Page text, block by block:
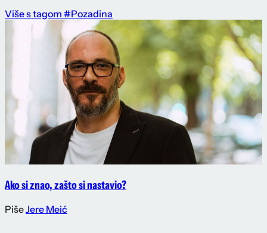
Više s tagom #Pozadina
Ako si znao, zašto si nastavio?
PišeJere Meić